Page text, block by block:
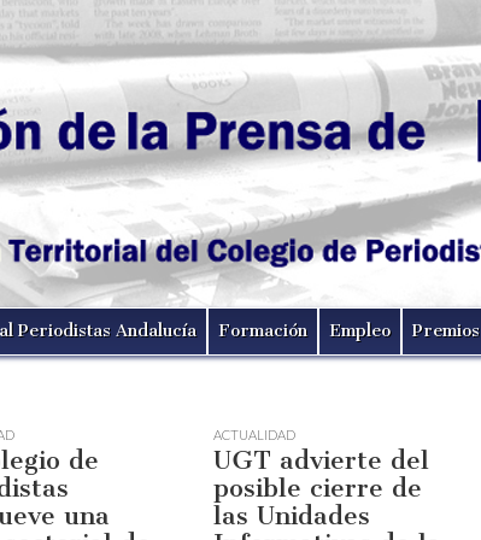
Periodistas Andalucía Formación Empleo Premios
de
una
ACTUALIDAD
UGT advierte del
posible cierre de
las Unidades